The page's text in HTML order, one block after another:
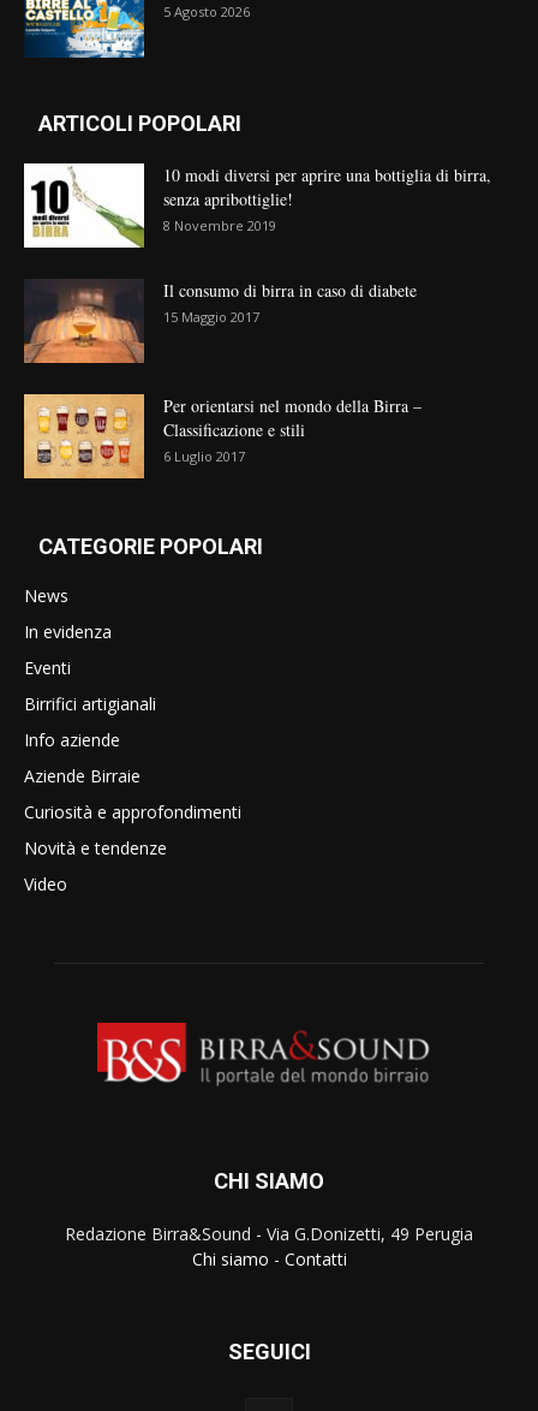
5 Agosto 2026
ARTICOLI POPOLARI
10 modi diversi per aprire una bottiglia di birra,
senza apribottiglie!
8 Novembre 2019
Il consumo di birra in caso di diabete
15 Maggio 2017
Per orientarsi nel mondo della Birra –
Classificazione e stili
6 Luglio 2017
CATEGORIE POPOLARI
News
In evidenza
Eventi
Birrifici artigianali
Info aziende
Aziende Birraie
Curiosità e approfondimenti
Novità e tendenze
Video
CHI SIAMO
Redazione Birra&Sound - Via G.Donizetti, 49 Perugia
Chi siamo - Contatti
SEGUICI